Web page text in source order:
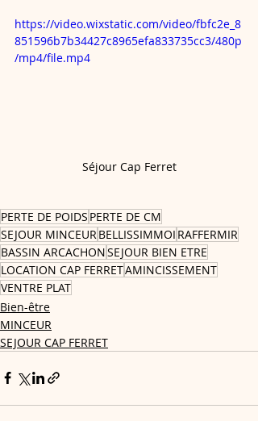
https://video.wixstatic.com/video/fbfc2e_8
851596b7b34427c8965efa833735cc3/480p
/mp4/file.mp4
Séjour Cap Ferret
PERTE DE POIDS PERTE DE CM
SEJOUR MINCEUR BELLISSIMMOI RAFFERMIR
BASSIN ARCACHONSEJOUR BIEN ETRE
LOCATION CAP FERRETAMINCISSEMENT
VENTRE PLAT
Bien-être
MINCEUR
SEJOUR CAP FERRET